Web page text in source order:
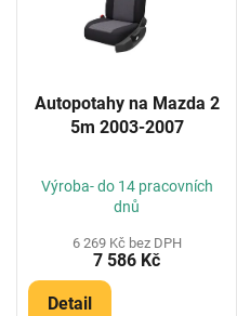
Autopotahy na Mazda 2
5m 2003-2007
Výroba- do 14 pracovních
dnů
6 269 Kč bez DPH
7 586 Kč
Detail